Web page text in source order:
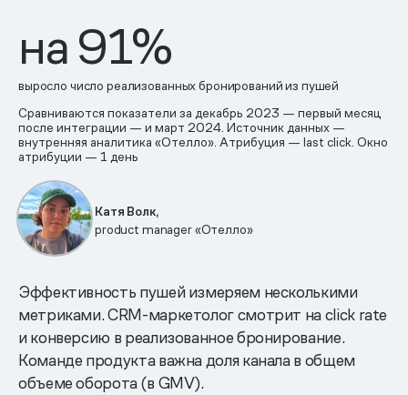
на 91%
выросло число реализованных бронирований из пушей
Сравниваются показатели за декабрь 2023 — первый месяц
после интеграции — и март 2024. Источник данных —
внутренняя аналитика «Отелло». Атрибуция — last click. Окно
атрибуции — 1 день
Катя Волк,
product manager «Отелло»
Эффективность пушей измеряем несколькими
метриками. CRM-маркетолог смотрит на click rate
и конверсию в реализованное бронирование.
Команде продукта важна доля канала в общем
объеме оборота (в GMV).